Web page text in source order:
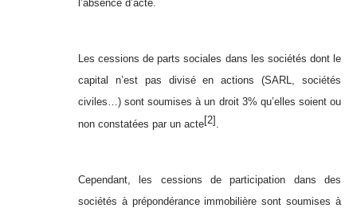
l’absence d’acte.
Les cessions de parts sociales dans les sociétés dont le
capital n’est pas divisé en actions (SARL, sociétés
civiles…) sont soumises à un droit 3% qu’elles soient ou
non constatées par un acte[2].
Cependant, les cessions de participation dans des
sociétés à prépondérance immobilière sont soumises à